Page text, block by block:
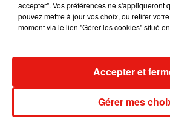
4 août 2026
Ariana Grande
accepter". Vos préférences ne s'appliqueront
pouvez mettre à jour vos choix, ou retirer
moment via le lien "Gérer les cookies" situé
Gérer mes
Accepter et